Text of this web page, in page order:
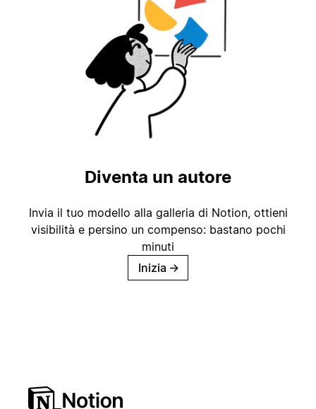
Diventa un autore
Invia il tuo modello alla galleria di Notion, ottieni
visibilità e persino un compenso: bastano pochi
minuti
Inizia →